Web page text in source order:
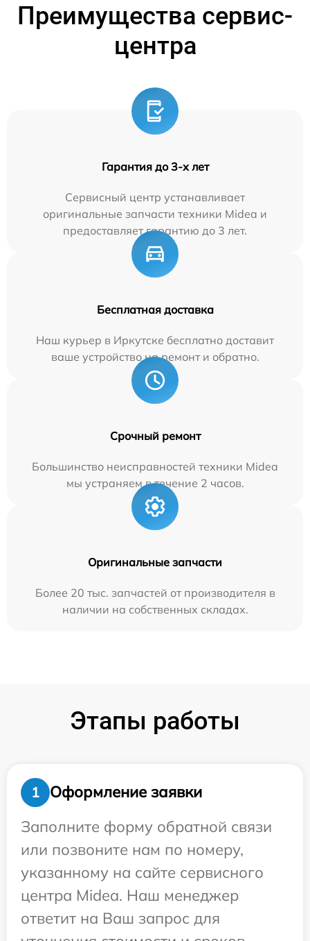
Преимущества сервис-
центра
Гарантия до 3-х лет
Сервисный центр устанавливает
оригинальные запчасти техники Midea и
предоставляет гарантию до 3 лет.
Бесплатная доставка
Наш курьер в Иркутске бесплатно доставит
ваше устройство на ремонт и обратно.
Срочный ремонт
Большинство неисправностей техники Midea
мы устраняем в течение 2 часов.
Оригинальные запчасти
Более 20 тыс. запчастей от производителя в
наличии на собственных складах.
Этапы работы
1
Оформление заявки
Заполните форму обратной связи
или позвоните нам по номеру,
указанному на сайте сервисного
центра Midea. Наш менеджер
ответит на Ваш запрос для